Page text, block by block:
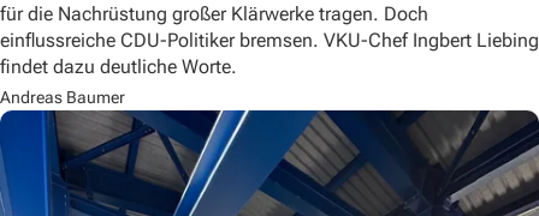
für die Nachrüstung großer Klärwerke tragen. Doch
einflussreiche CDU-Politiker bremsen. VKU-Chef Ingbert Liebing
findet dazu deutliche Worte.
Andreas Baumer